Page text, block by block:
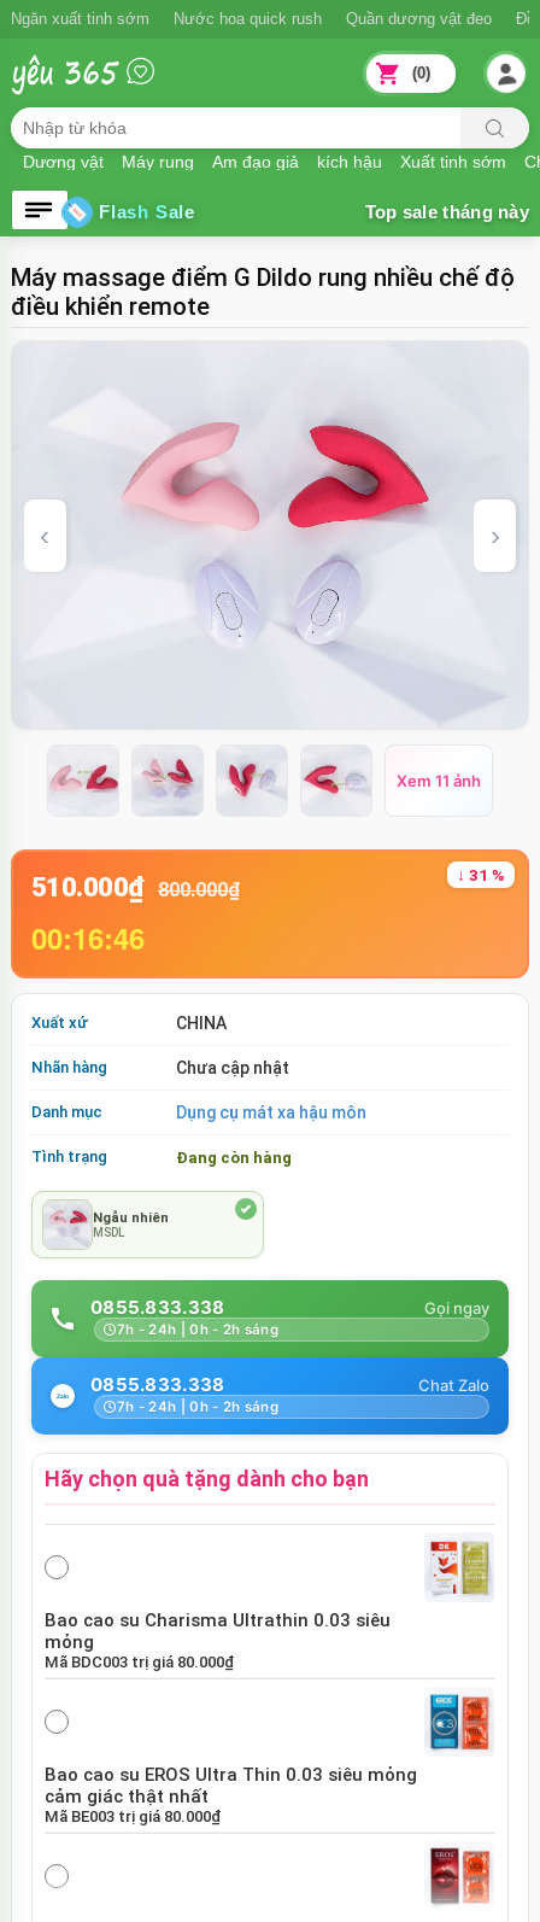
Ngăn xuất tinh sớm Nước hoa quick rush Quần dương vật đeo Đồ
Dương vật Máy rung Âm đạo giả kích hậu Xuất tinh sớm
(0)
Flash Sale
Máy massage điểm G Dildo rung nhiều chế độ
điều khiển remote
Xem 11 ảnh
510.000₫ 800.000₫
↓ 31 %
00:16:46
Xuất xứ CHINA
Nhãn hàng Chưa cập nhật
Danh mục Dụng cụ mát xa hậu môn
Tình trạng Đang còn hàng
Ngẫu nhiên
MSDL
0855.833.338
7h - 24h | 0h - 2h sáng
0855.833.338
7h - 24h | 0h - 2h sáng
Hãy chọn quà tặng dành cho bạn
Bao cao su Charisma Ultrathin 0.03 siêu
mỏng
Mã BDC003trị giá 80.000₫
Bao cao su EROS Ultra Thin 0.03 siêu mỏng
cảm giác thật nhất
Mã BE003trị giá 80.000₫